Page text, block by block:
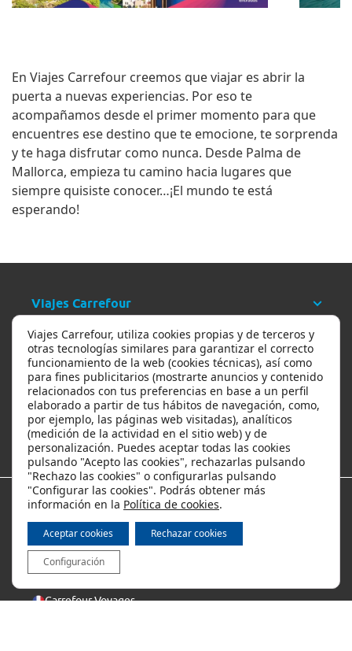
En Viajes Carrefour creemos que viajar es abrir la
puerta a nuevas experiencias. Por eso te
acompañamos desde el primer momento para que
encuentres ese destino que te emocione, te sorprenda
y te haga disfrutar como nunca. Desde Palma de
Mallorca, empieza tu camino hacia lugares que
siempre quisiste conocer…¡El mundo te está
esperando!
Viajes Carrefour
Ayuda
Ofertas y descuentos
Los viajes más populares
Carrefour Voyages
Viajes Carrefour, utiliza cookies propias y de terceros y
otras tecnologías similares para garantizar el correcto
funcionamiento de la web (cookies técnicas), así como
para fines publicitarios (mostrarte anuncios y contenido
relacionados con tus preferencias en base a un perfil
elaborado a partir de tus hábitos de navegación, como,
por ejemplo, las páginas web visitadas), analíticos
(medición de la actividad en el sitio web) y de
personalización. Puedes aceptar todas las cookies
pulsando "Acepto las cookies", rechazarlas pulsando
"Rechazo las cookies" o configurarlas pulsando
"Configurar las cookies". Podrás obtener más
información en la Política de cookies.
Aceptar cookies Rechazar cookies
Configuración